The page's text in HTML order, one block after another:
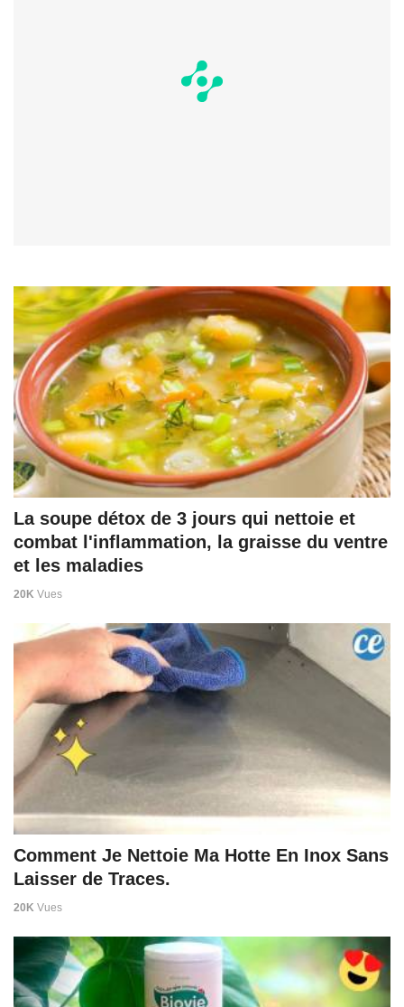
La soupe détox de 3 jours qui nettoie et
combat l'inflammation, la graisse du ventre
et les maladies
20K Vues
Comment Je Nettoie Ma Hotte En Inox Sans
Laisser de Traces.
20K Vues